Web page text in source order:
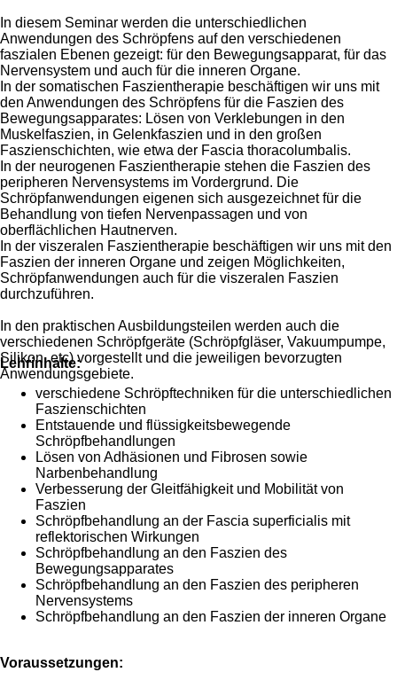
In diesem Seminar werden die unterschiedlichen
Anwendungen des Schröpfens auf den verschiedenen
faszialen Ebenen gezeigt: für den Bewegungsapparat, für das
Nervensystem und auch für die inneren Organe.
In der somatischen Faszientherapie beschäftigen wir uns mit
den Anwendungen des Schröpfens für die Faszien des
Bewegungsapparates: Lösen von Verklebungen in den
Muskelfaszien, in Gelenkfaszien und in den großen
Faszienschichten, wie etwa der Fascia thoracolumbalis.
In der neurogenen Faszientherapie stehen die Faszien des
peripheren Nervensystems im Vordergrund. Die
Schröpfanwendungen eigenen sich ausgezeichnet für die
Behandlung von tiefen Nervenpassagen und von
oberflächlichen Hautnerven.
In der viszeralen Faszientherapie beschäftigen wir uns mit den
Faszien der inneren Organe und zeigen Möglichkeiten,
Schröpfanwendungen auch für die viszeralen Faszien
durchzuführen.
In den praktischen Ausbildungsteilen werden auch die
verschiedenen Schröpfgeräte (Schröpfgläser, Vakuumpumpe,
Silikon, etc) vorgestellt und die jeweiligen bevorzugten
Anwendungsgebiete.
Lehrinhalte:
verschiedene Schröpftechniken für die unterschiedlichen
Faszienschichten
Entstauende und flüssigkeitsbewegende
Schröpfbehandlungen
Lösen von Adhäsionen und Fibrosen sowie
Narbenbehandlung
Verbesserung der Gleitfähigkeit und Mobilität von
Faszien
Schröpfbehandlung an der Fascia superficialis mit
reflektorischen Wirkungen
Schröpfbehandlung an den Faszien des
Bewegungsapparates
Schröpfbehandlung an den Faszien des peripheren
Nervensystems
Schröpfbehandlung an den Faszien der inneren Organe
Voraussetzungen: